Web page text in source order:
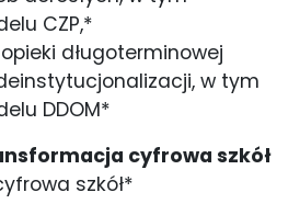
CZP,*
długoterminowej
w tym
DDOM*
cyfrowa szkół
szkół*